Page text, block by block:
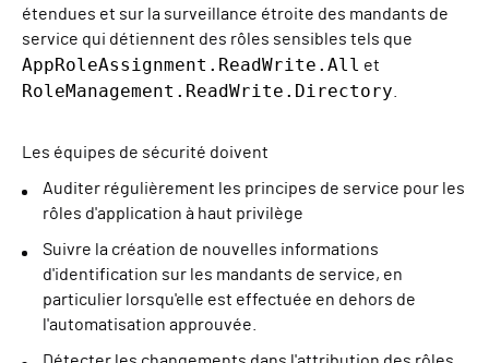
étendues et sur la surveillance étroite des mandants de
service qui détiennent des rôles sensibles tels que
AppRoleAssignment.ReadWrite.All et
RoleManagement.ReadWrite.Directory
Les équipes de sécurité doivent
Auditer régulièrement les principes de service pour les
rôles d'application à haut privilège
Suivre la création de nouvelles informations
d'identification sur les mandants de service, en
particulier lorsqu'elle est effectuée en dehors de
l'automatisation approuvée.